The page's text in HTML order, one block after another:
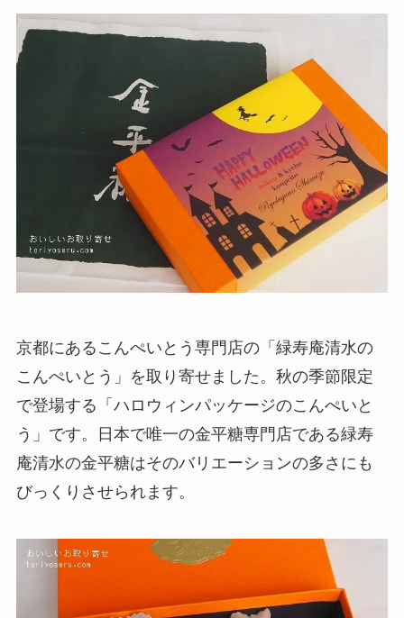
京都にあるこんぺいとう専門店の「緑寿庵清水の
こんぺいとう」を取り寄せました。秋の季節限定
で登場する「ハロウィンパッケージのこんぺいと
う」です。日本で唯一の金平糖専門店である緑寿
庵清水の金平糖はそのバリエーションの多さにも
びっくりさせられます。